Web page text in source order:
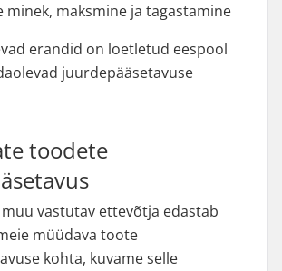
minek, maksmine ja tagastamine
erandid on loetletud eespool
juurdepääsetavuse
toodete
vastutav ettevõtja edastab
müüdava toote
kohta, kuvame selle